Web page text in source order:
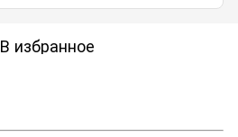
В избранное